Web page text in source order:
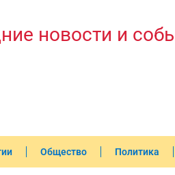
новости и
Общество Политика